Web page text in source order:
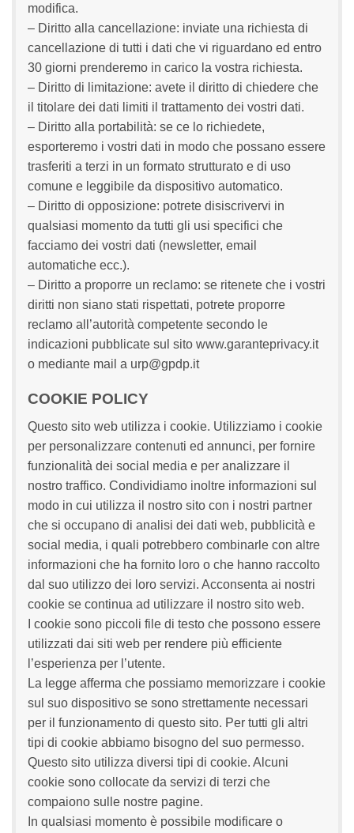
modifica.
– Diritto alla cancellazione: inviate una richiesta di
cancellazione di tutti i dati che vi riguardano ed entro
30 giorni prenderemo in carico la vostra richiesta.
– Diritto di limitazione: avete il diritto di chiedere che
il titolare dei dati limiti il trattamento dei vostri dati.
– Diritto alla portabilità: se ce lo richiedete,
esporteremo i vostri dati in modo che possano essere
trasferiti a terzi in un formato strutturato e di uso
comune e leggibile da dispositivo automatico.
– Diritto di opposizione: potrete disiscrivervi in
qualsiasi momento da tutti gli usi specifici che
facciamo dei vostri dati (newsletter, email
automatiche ecc.).
– Diritto a proporre un reclamo: se ritenete che i vostri
diritti non siano stati rispettati, potrete proporre
reclamo all’autorità competente secondo le
indicazioni pubblicate sul sito www.garanteprivacy.it
o mediante mail a urp@gpdp.it
COOKIE POLICY
Questo sito web utilizza i cookie. Utilizziamo i cookie
per personalizzare contenuti ed annunci, per fornire
funzionalità dei social media e per analizzare il
nostro traffico. Condividiamo inoltre informazioni sul
modo in cui utilizza il nostro sito con i nostri partner
che si occupano di analisi dei dati web, pubblicità e
social media, i quali potrebbero combinarle con altre
informazioni che ha fornito loro o che hanno raccolto
dal suo utilizzo dei loro servizi. Acconsenta ai nostri
cookie se continua ad utilizzare il nostro sito web.
I cookie sono piccoli file di testo che possono essere
utilizzati dai siti web per rendere più efficiente
l’esperienza per l’utente.
La legge afferma che possiamo memorizzare i cookie
sul suo dispositivo se sono strettamente necessari
per il funzionamento di questo sito. Per tutti gli altri
tipi di cookie abbiamo bisogno del suo permesso.
Questo sito utilizza diversi tipi di cookie. Alcuni
cookie sono collocate da servizi di terzi che
compaiono sulle nostre pagine.
In qualsiasi momento è possibile modificare o